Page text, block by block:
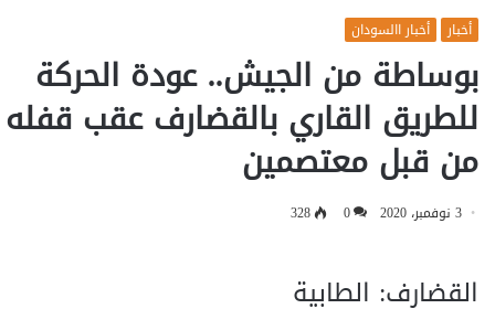
أخبار أخبار االسودان
بوساطة من الجيش.. عودة الحركة
للطريق القاري بالقضارف عقب قفله
من قبل معتصمين
3 نوفمبر، 2020 0
328
القضارف: الطابية